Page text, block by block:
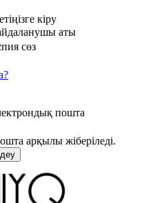
кіру
аты
сөз
пошта
арқылы жіберіледі.